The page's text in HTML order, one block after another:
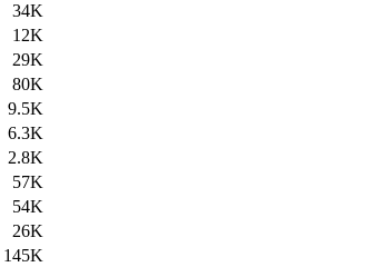
34K
12K
29K
80K
9.5K
6.3K
2.8K
57K
54K
26K
145K